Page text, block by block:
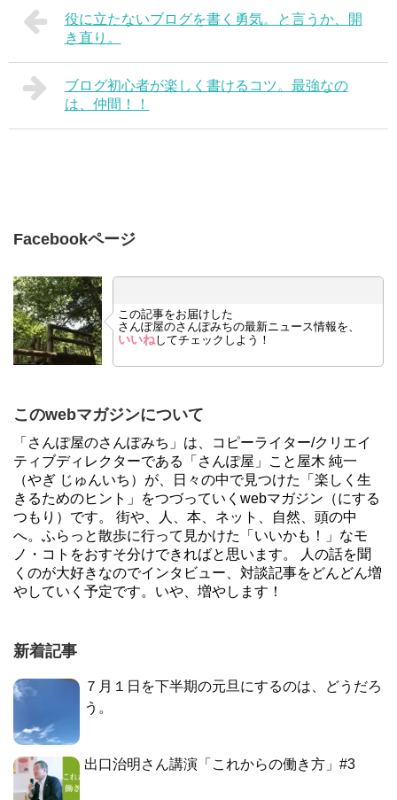
役に立たないブログを書く勇気。と言うか、開
き直り。
ブログ初心者が楽しく書けるコツ。最強なの
は、仲間！！
Facebookページ
この記事をお届けした
さんぽ屋のさんぽみちの最新ニュース情報を、
いいねしてチェックしよう！
このwebマガジンについて
「さんぽ屋のさんぽみち」は、コピーライター/クリエイ
ティブディレクターである「さんぽ屋」こと屋木 純一
（やぎ じゅんいち）が、日々の中で見つけた「楽しく生
きるためのヒント」をつづっていくwebマガジン（にする
つもり）です。 街や、人、本、ネット、自然、頭の中
へ。ふらっと散歩に行って見かけた「いいかも！」なモ
ノ・コトをおすそ分けできればと思います。 人の話を聞
くのが大好きなのでインタビュー、対談記事をどんどん増
やしていく予定です。いや、増やします！
新着記事
７月１日を下半期の元旦にするのは、どうだろ
う。
出口治明さん講演「これからの働き方」#3